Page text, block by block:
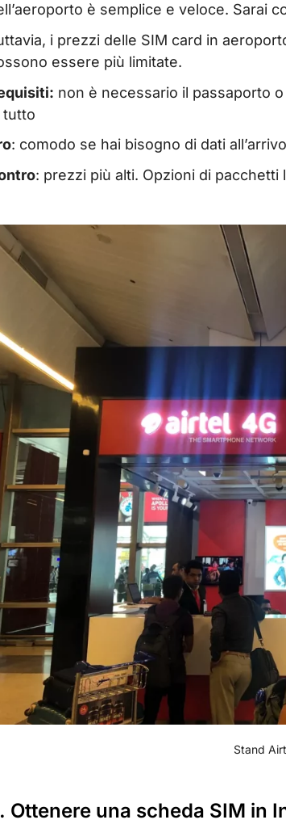
è semplice e veloce. Sarai
i prezzi delle SIM card in
essere più limitate.
non è necessario il passaporto
tutto
: comodo se hai bisogno di dati
: prezzi più alti. Opzioni di pacchetti
Stand
Ottenere una scheda SIM in